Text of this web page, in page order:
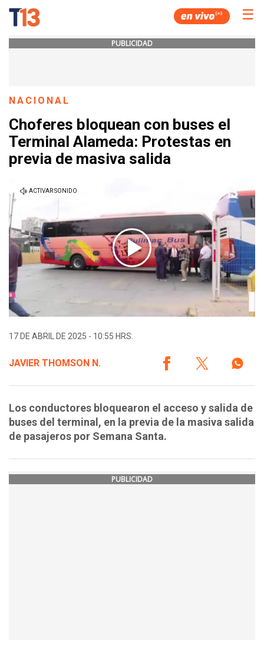
☰
PUBLICIDAD
NACIONAL
Choferes bloquean con buses el
Terminal Alameda: Protestas en
previa de masiva salida
17 DE ABRIL DE 2025 - 10:55 HRS.
JAVIER THOMSON N.
Los conductores bloquearon el acceso y salida de
buses del terminal, en la previa de la masiva salida
de pasajeros por Semana Santa.
PUBLICIDAD